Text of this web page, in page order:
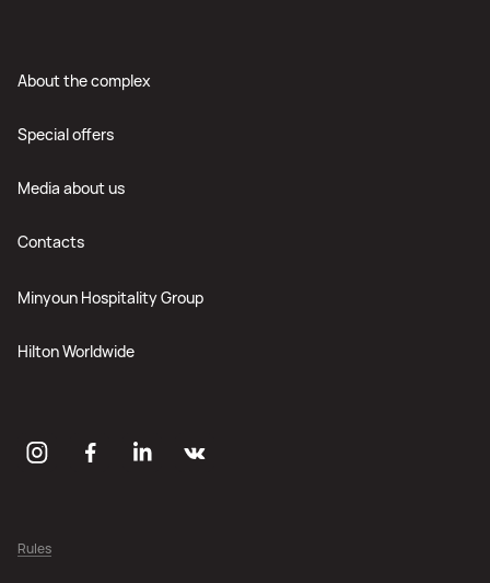
About the complex
Special offers
Media about us
Contacts
Minyoun Hospitality Group
Hilton Worldwide
Rules